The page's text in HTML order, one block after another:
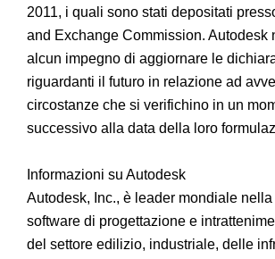
2011, i quali sono stati depositati
and Exchange Commission. Autodesk
alcun impegno di aggiornare le
riguardanti il futuro in relazione ad
circostanze che si verifichino in un
successivo alla data della loro
Informazioni su Autodesk
Autodesk, Inc., è leader mondiale nella
software di progettazione e
del settore edilizio, industriale, delle